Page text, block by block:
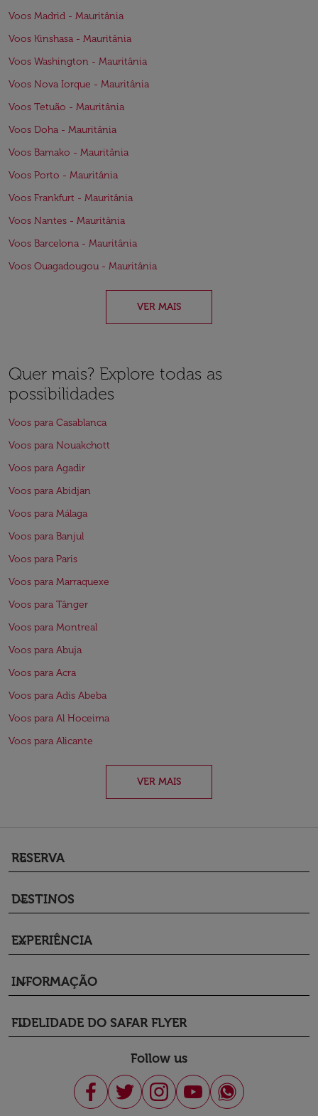
Voos Madrid - Mauritânia
Voos Kinshasa - Mauritânia
Voos Washington - Mauritânia
Voos Nova Iorque - Mauritânia
Voos Tetuão - Mauritânia
Voos Doha - Mauritânia
Voos Bamako - Mauritânia
Voos Porto - Mauritânia
Voos Frankfurt - Mauritânia
Voos Nantes - Mauritânia
Voos Barcelona - Mauritânia
Voos Ouagadougou - Mauritânia
VER MAIS
Quer mais? Explore todas as
possibilidades
Voos para Casablanca
Voos para Nouakchott
Voos para Agadir
Voos para Abidjan
Voos para Málaga
Voos para Banjul
Voos para Paris
Voos para Marraquexe
Voos para Tânger
Voos para Montreal
Voos para Abuja
Voos para Acra
Voos para Adis Abeba
Voos para Al Hoceima
Voos para Alicante
VER MAIS
RESERVA
keyboard_arrow_down
DESTINOS
keyboard_arrow_down
EXPERIÊNCIA
keyboard_arrow_down
INFORMAÇÃO
keyboard_arrow_down
FIDELIDADE DO SAFAR FLYER
keyboard_arrow_down
Follow us